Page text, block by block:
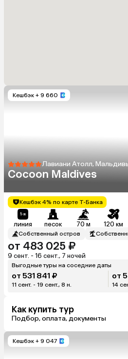
Кешбэк + 9 660
Лавиани Атолл,
Cocoon Maldives
Кешбэк 4% по карте Т-Банка
линия песок 70 м 120 км
Собственный остров
от 483 025 ₽
9 сент. - 16 сент., 7 ночей
Выгодные туры на соседние даты
от 531 841 ₽
11 сент. - 19 сент., 8 н.
от
14
Как купить тур
Подбор, оплата, документы
Кешбэк + 9 047